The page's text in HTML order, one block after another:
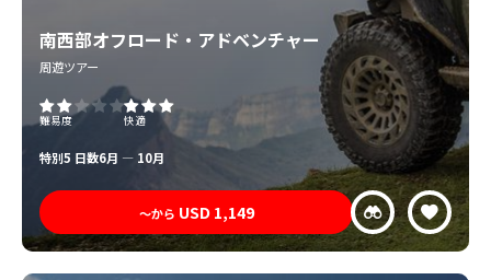
南西部オフロード・アドベンチャー
周遊ツアー
難易度 快適
特別5 日数6月 — 10月
〜から USD 1,149